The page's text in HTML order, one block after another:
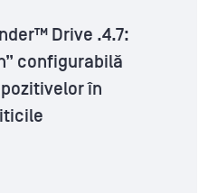
Drive .4.7:
configurabilă
în